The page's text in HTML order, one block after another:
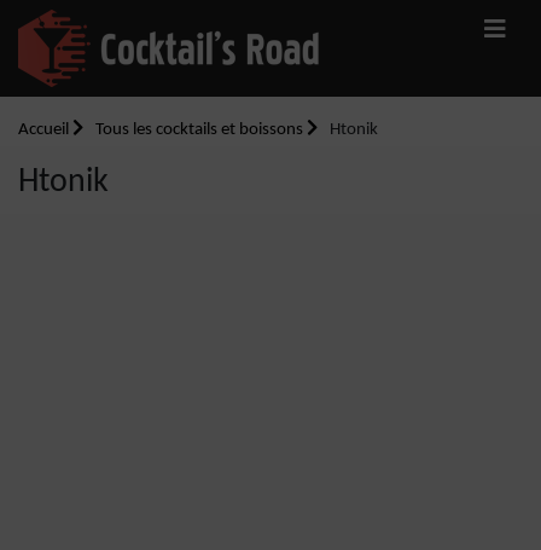
Accueil Tous les cocktails et boissons Htonik
Htonik